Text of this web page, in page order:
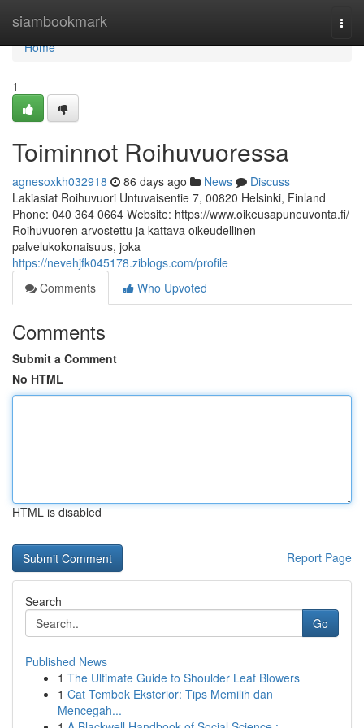
siambookmark
Home
Home
1
Toiminnot Roihuvuoressa
agnesoxkh032918 86 days ago News
Discuss
Lakiasiat Roihuvuori Untuvaisentie 7, 00820 Helsinki, Finland
Phone: 040 364 0664 Website: https://www.oikeusapuneuvonta.fi/
Roihuvuoren arvostettu ja kattava oikeudellinen
palvelukokonaisuus, joka
https://nevehjfk045178.ziblogs.com/profile
Comments
Who Upvoted
Comments
Submit a Comment
No HTML
HTML is disabled
Report Page
Search
Go
Published News
1 The Ultimate Guide to Shoulder Leaf Blowers
1 Cat Tembok Eksterior: Tips Memilih dan
Mencegah...